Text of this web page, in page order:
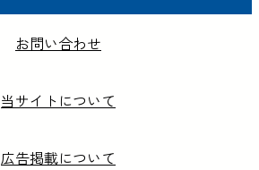
お問い合わせ
当サイトについて
広告掲載について